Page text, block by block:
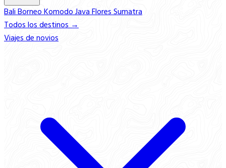
BaliBorneoKomodoJavaFloresSumatra
Todos los destinos →
Viajes de novios